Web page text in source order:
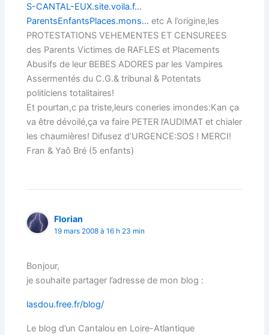
S-CANTAL-EUX.site.voila.f…
ParentsEnfantsPlaces.mons… etc A l’origine,les
PROTESTATIONS VEHEMENTES ET CENSUREES
des Parents Victimes de RAFLES et Placements
Abusifs de leur BEBES ADORES par les Vampires
Assermentés du C.G.& tribunal & Potentats
politiciens totalitaires!
Et pourtan,c pa triste,leurs coneries imondes:Kan ça
va être dévoilé,ça va faire PETER l’AUDIMAT et chialer
les chaumières! Difusez d’URGENCE:SOS ! MERCI!
Fran & Yaô Bré (5 enfants)
Florian
19 mars 2008 à 16 h 23 min
Bonjour,
je souhaite partager l’adresse de mon blog :
lasdou.free.fr/blog/
Le blog d’un Cantalou en Loire-Atlantique